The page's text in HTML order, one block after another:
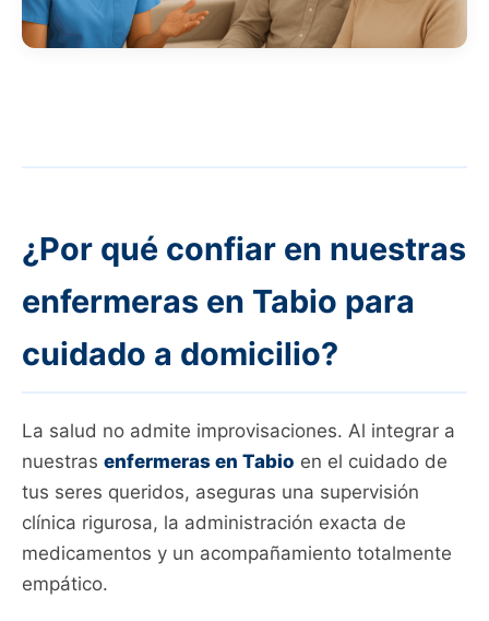
¿Por qué confiar en nuestras
enfermeras en Tabio para
cuidado a domicilio?
La salud no admite improvisaciones. Al integrar a
nuestras enfermeras en Tabio en el cuidado de
tus seres queridos, aseguras una supervisión
clínica rigurosa, la administración exacta de
medicamentos y un acompañamiento totalmente
empático.